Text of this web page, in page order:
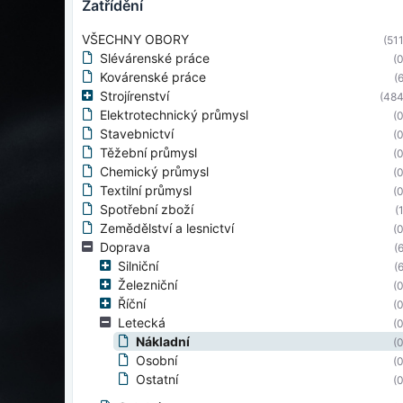
zatřídění
VŠECHNY OBORY
Slévárenské práce
Kovárenské práce
Strojírenství
Elektrotechnický průmysl
Stavebnictví
Těžební průmysl
Chemický průmysl
Textilní průmysl
Spotřební zboží
Zemědělství a lesnictví
Doprava
Silniční
Železniční
Říční
Letecká
Nákladní
Osobní
Ostatní